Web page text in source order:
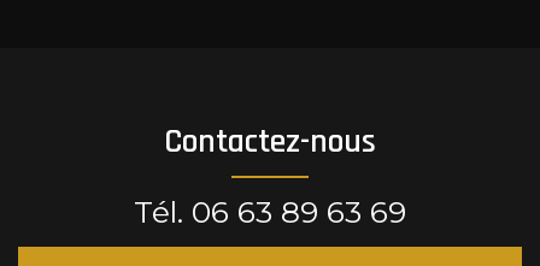
Contactez-nous
Tél. 06 63 89 63 69